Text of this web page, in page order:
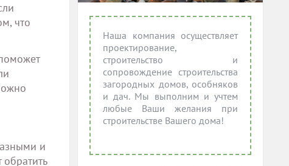
что
и
Наша компания осуществляет
проектирование,
строительство и
сопровождение строительства
загородных домов, особняков
и дач. Мы выполним и учтем
любые Ваши желания при
строительстве Вашего дома!